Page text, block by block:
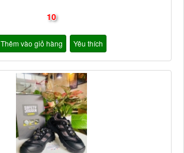
10
Thêm vào giỏ hàng Yêu thích